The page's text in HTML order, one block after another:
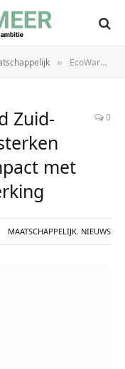
» EcoWare en Leergeld Zuid-Holland Midden versterken maatschappelijke impact met intensieve samenwerking
Zuid-
met
0
MAATSCHAPPELIJK, NIEUWS